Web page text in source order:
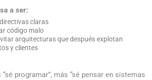
a ser:
claras
código malo
arquitecturas que después explotan
y clientes
“sé programar”, más “sé pensar en sistemas